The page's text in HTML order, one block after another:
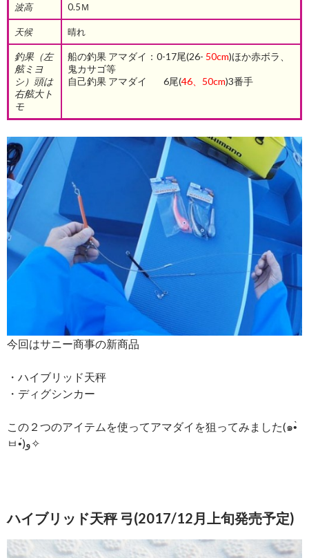
波高 0.5Ｍ
天候 晴れ
釣果（左
舷ミヨ
シ）頭は
右舷大ト
モ
船の釣果 アマダイ：0-17尾(26- 50cm)ほか赤ボラ、
鬼カサゴ等
自己釣果 アマダイ 6尾(46、50cm)3番手
今回はサニー商事の新商品
・ハイブリッド天秤
・ディグシンカー
この２つのアイテムを使ってアマダイを狙ってみました(๑•̀
ㅂ•́)و✧
ハイブリッド天秤 弓(2017/12月上旬発売予定)